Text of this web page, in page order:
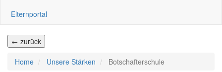
Elternportal
← zurück
Home Unsere Stärken Botschafterschule